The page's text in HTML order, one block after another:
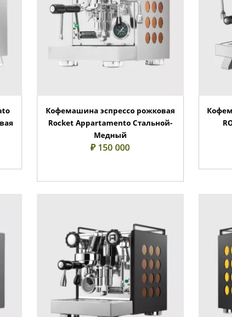
Кофемашина эспрессо рожковая
Rocket Appartamento Стальной-
Медный
₽ 150 000